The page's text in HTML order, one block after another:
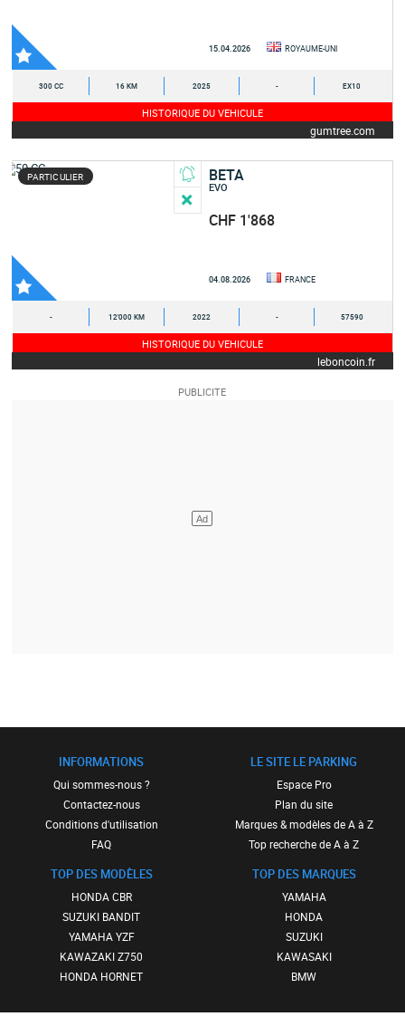
15.04.2026 ROYAUME-UNI
300 CC 16 KM 2025 - EX10
HISTORIQUE DU VEHICULE
gumtree.com
PARTICULIER BETA
EVO
CHF 1'868
04.08.2026 FRANCE
- 12'000 KM 2022 - 57590
HISTORIQUE DU VEHICULE
leboncoin.fr
INFORMATIONS
Qui sommes-nous ?
Contactez-nous
Conditions d'utilisation
FAQ
TOP DES MODÈLES
HONDA CBR
SUZUKI BANDIT
YAMAHA YZF
KAWAZAKI Z750
HONDA HORNET
LE SITE LE PARKING
Espace Pro
Plan du site
Marques & modèles de A à Z
Top recherche de A à Z
TOP DES MARQUES
YAMAHA
HONDA
SUZUKI
KAWASAKI
BMW